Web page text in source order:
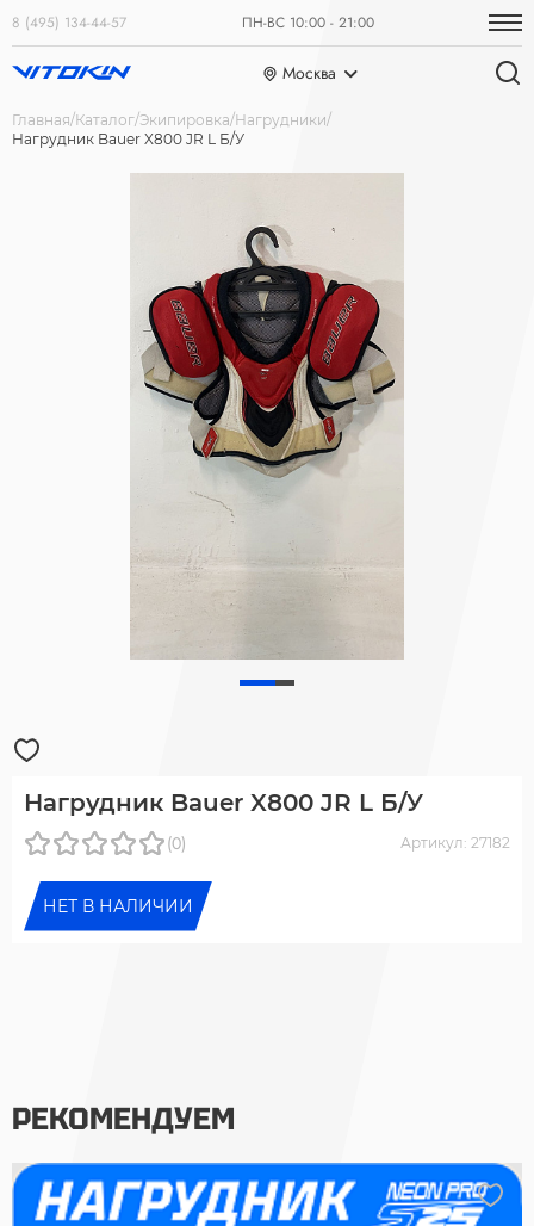
8 (495) 134-44-57 ПН-ВС 10:00 - 21:00
Москва
Главная Каталог Экипировка Нагрудники
Нагрудник Bauer X800 JR L Б/У
Нагрудник Bauer X800 JR L Б/У
(0) Артикул: 27182
НЕТ В НАЛИЧИИ
РЕКОМЕНДУЕМ